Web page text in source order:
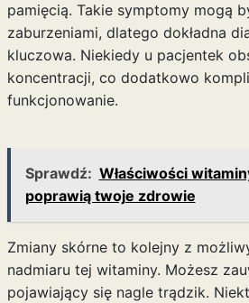
pamięcią. Takie symptomy mogą
zaburzeniami, dlatego dokładna
kluczowa. Niekiedy u pacjentek
koncentracji, co dodatkowo
funkcjonowanie.
Sprawdź: Właściwości
poprawią twoje zdrowie
Zmiany skórne to kolejny z
nadmiaru tej witaminy. Możesz
pojawiający się nagle trądzik.